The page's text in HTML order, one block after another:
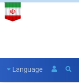
Language